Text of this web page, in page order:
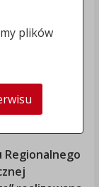
Regionalnego
plików